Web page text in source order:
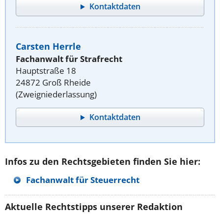
Kontaktdaten
Carsten Herrle
Fachanwalt für Strafrecht
Hauptstraße 18
24872 Groß Rheide
(Zweigniederlassung)
Kontaktdaten
Infos zu den Rechtsgebieten finden Sie hier:
Fachanwalt für Steuerrecht
Aktuelle Rechtstipps unserer Redaktion